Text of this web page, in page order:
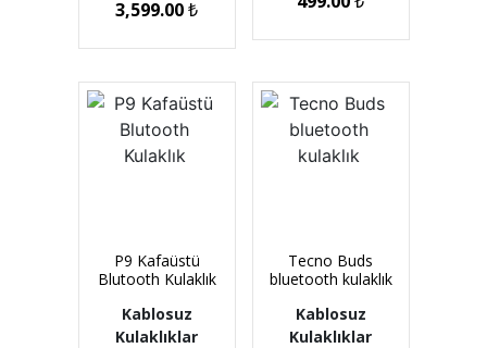
3,599.00₺
P9 Kafaüstü
Blutooth Kulaklık
Kablosuz
Kulaklıklar
Tecno Buds
bluetooth kulaklık
Kablosuz
Kulaklıklar